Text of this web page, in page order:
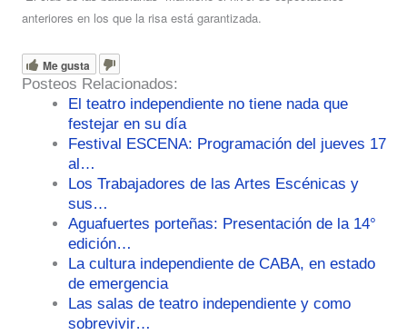
anteriores en los que la risa está garantizada.
Me gusta
Posteos Relacionados:
El teatro independiente no tiene nada que
festejar en su día
Festival ESCENA: Programación del jueves 17
al…
Los Trabajadores de las Artes Escénicas y
sus…
Aguafuertes porteñas: Presentación de la 14°
edición…
La cultura independiente de CABA, en estado
de emergencia
Las salas de teatro independiente y como
sobrevivir…